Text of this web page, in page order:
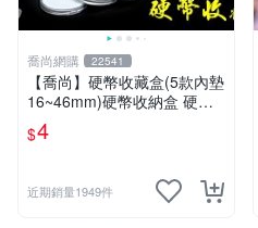
喬尚網購 22541
【喬尚】硬幣收藏盒(5款內墊
16~46mm)硬幣收納盒 硬幣
盒 錢幣盒 紀念幣盒 硬幣保護
錢母保護殼
$4
近期銷量1949件